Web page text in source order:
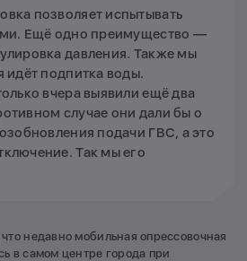
позволяет испытывать
Ещё одно преимущество —
давления. Также мы
идёт подпитка воды.
вчера выявили ещё два
случае они дали бы о
подачи ГВС, а это
Так мы его
недавно мобильная опрессовочная
в самом центре города при